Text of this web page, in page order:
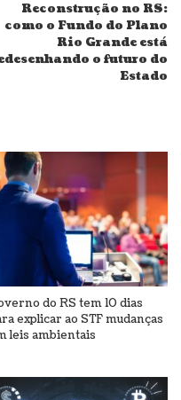
Reconstrução no RS:
como o Fundo do Plano
Rio Grande está
o futuro do
Estado
do RS tem 10 dias
explicar ao STF mudanças
leis ambientais